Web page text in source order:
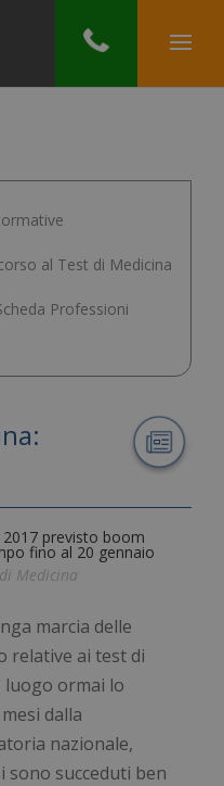
al Test di Medicina
Professioni
previsto boom
fino al 20 gennaio
Medicina
marcia delle
relative ai test di
luogo ormai lo
dalla
nazionale,
sono succeduti ben